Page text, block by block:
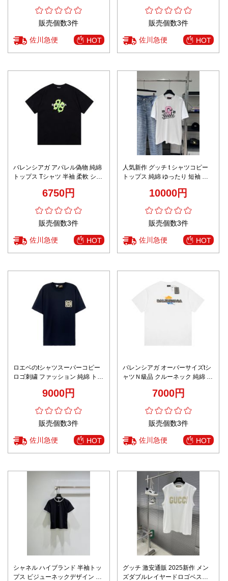
販売個数3件
佐川急便 HOT
販売個数3件
佐川急便 HOT
バレンシアガ アパレル偽物 純綿
トップス Tシャツ 半袖 柔軟 シン
6750円
販売個数3件
佐川急便 HOT
人気新作 グッチ t シャツコピー
トップス 純綿 ゆったり 短袖 プ
10000円
販売個数3件
佐川急便 HOT
ロエベのtシャツスーパーコピー
ロゴ刺繍 ファッション 純綿 トッ
9000円
販売個数3件
佐川急便 HOT
バレンシアガ オーバーサイズtシ
ャツＮ級品 クルーネック 純綿 吸
7000円
販売個数3件
佐川急便 HOT
シャネル ハイブランド 半袖トッ
プス ビジューネックデザイン 上
グッチ 激安通販 2025新作 メン
ズダブルレイヤードロゴベストT